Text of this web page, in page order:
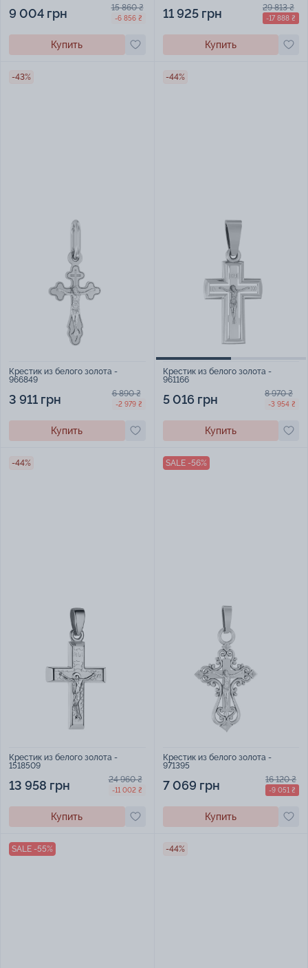
9 004 грн 15 860 ₴
-6 856 ₴
Купить
11 925 грн 29 813 ₴
-17 888 ₴
Купить
-43%
Крестик из белого золота -
966849
3 911 грн 6 890 ₴
-2 979 ₴
Купить
-44%
Крестик из белого золота -
961166
5 016 грн 8 970 ₴
-3 954 ₴
Купить
-44%
Крестик из белого золота -
1518509
13 958 грн 24 960 ₴
-11 002 ₴
Купить
SALE -56%
Крестик из белого золота -
971395
7 069 грн 16 120 ₴
-9 051 ₴
Купить
SALE -55% -44%